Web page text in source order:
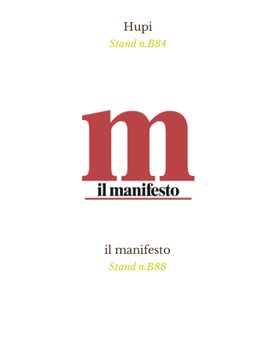
Hupi
Stand n.B84
il manifesto
Stand n.B88